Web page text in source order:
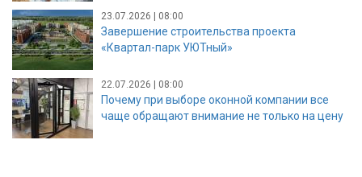
23.07.2026 | 08:00
Завершение строительства проекта
«Квартал-парк УЮТный»
22.07.2026 | 08:00
Почему при выборе оконной компании все
чаще обращают внимание не только на цену